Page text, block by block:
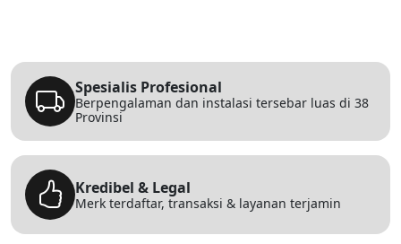
Spesialis Profesional
Berpengalaman dan instalasi tersebar luas di 38
Provinsi
Kredibel & Legal
Merk terdaftar, transaksi & layanan terjamin